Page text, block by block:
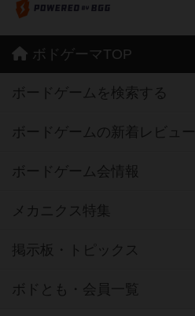
ボドゲーマTOP
ボードゲームを検索する
ボードゲームの新着レビュー
ボードゲーム会情報
メカニクス特集
掲示板・トピックス
ボドとも・会員一覧